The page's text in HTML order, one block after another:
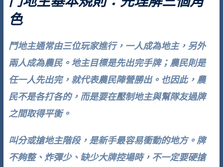
色
鬥地主通常由三位玩家進行，一人成為地主，另外
兩人成為農民。地主目標是先出完手牌；農民則是
任一人先出完，就代表農民陣營勝出。也因此，農
民不是各打各的，而是要在壓制地主與幫隊友過牌
之間取得平衡。
叫分或搶地主階段，是新手最容易衝動的地方。牌
不夠整、炸彈少、缺少大牌控場時，不一定要硬搶